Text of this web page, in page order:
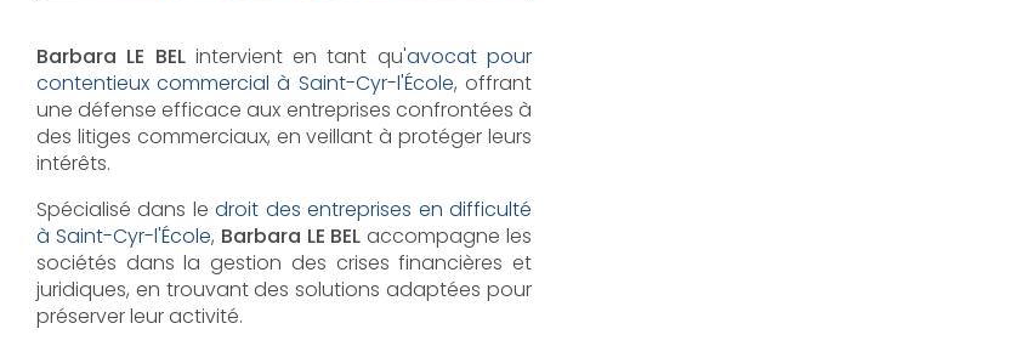
Barbara LE BELintervient en tant qu'avocat pour
contentieux commercial à Saint-Cyr-l'École, offrant
une défense efficace aux entreprises confrontées à
des litiges commerciaux, en veillant à protéger leurs
intérêts.
Spécialisé dans ledroit des entreprises en difficulté
à Saint-Cyr-l'École, Barbara LE BEL accompagne les
sociétés dans la gestion des crises financières et
juridiques, en trouvant des solutions adaptées pour
préserver leur activité.